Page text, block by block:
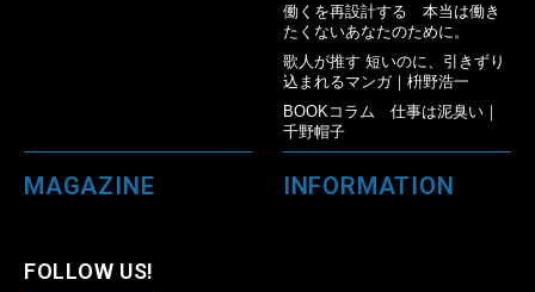
働くを再設計する 本当は働き
たくないあなたのために。
歌人が推す 短いのに、引きずり
込まれるマンガ｜枡野浩一
BOOKコラム 仕事は泥臭い｜
千野帽子
MAGAZINE INFORMATION
FOLLOW US!